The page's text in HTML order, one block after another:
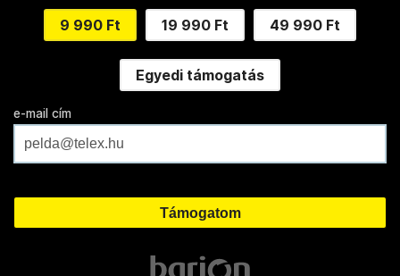
9 990 Ft 19 990 Ft 49 990 Ft
Egyedi támogatás
e-mail cím